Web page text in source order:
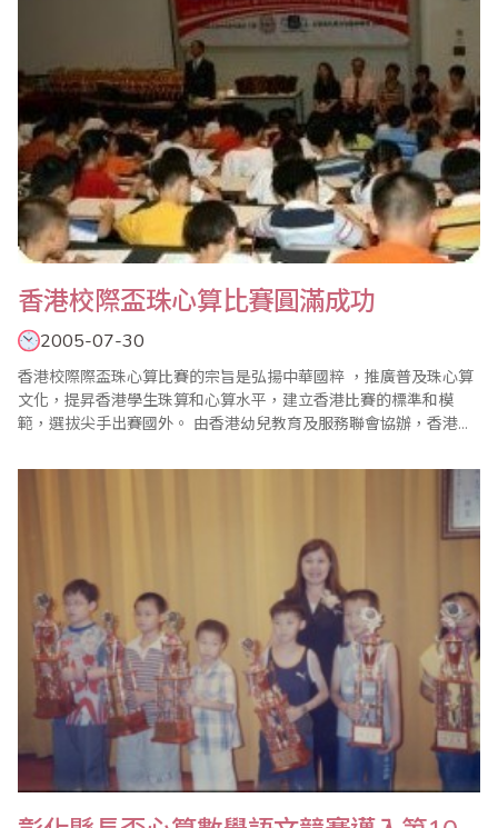
香港校際盃珠心算比賽圓滿成功
2005-07-30
香港校際際盃珠心算比賽的宗旨是弘揚中華國粹 ，推廣普及珠心算
文化，提昇香港學生珠算和心算水平，建立香港比賽的標準和模
範，選拔尖手出賽國外。 由香港幼兒教育及服務聯會協辦，香港珠
束，大會特別感謝香港幼兒教育及服務聯會總幹事 Ms Sansan